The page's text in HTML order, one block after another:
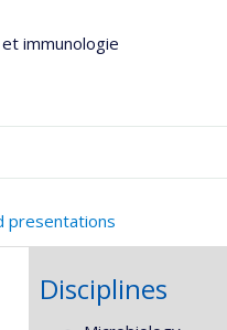
immunologie
presentations
Disciplines